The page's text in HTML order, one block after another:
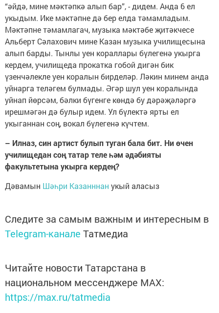
“әйдә, мине мәктәпкә алып бар”, - дидем. Анда 6 ел
укыдым. Ике мәктәпне дә бер елда тәмамладым.
Мәктәпне тәмамлагач, музыка мәктәбе җитәкчесе
Альберт Сәлахович мине Казан музыка училищесына
алып барды. Тынлы уен кораллары бүлегенә укырга
кердем, училищеда прокатка гобой дигән бик
үзенчәлекле уен коралын бирделәр. Ләкин минем анда
уйнарга теләгем булмады. Әгәр шул уен коралында
уйнап йөрсәм, бәлки бүгенге көндә бу дәрәҗәләргә
ирешмәгән дә булыр идем. Ул бүлектә ярты ел
укыганнан соң, вокал бүлегенә күчтем.
– Илназ, син артист булып туган бала бит. Ни өчен
училищедан соң татар теле һәм әдәбияты
факультетына укырга кердең?
Дәвамын Шәһри Казанннан укый аласыз
Следите за самым важным и интересным в
Telegram-канале Татмедиа
Читайте новости Татарстана в
национальном мессенджере MАХ:
https://max.ru/tatmedia